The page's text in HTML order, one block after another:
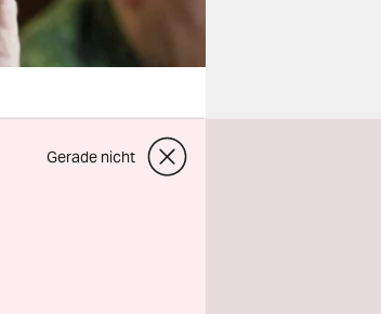
Gerade nicht